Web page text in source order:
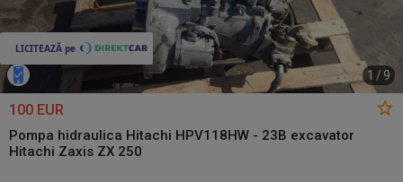
1 / 9
100 EUR
Pompa hidraulica Hitachi HPV118HW - 23B excavator
Hitachi Zaxis ZX 250